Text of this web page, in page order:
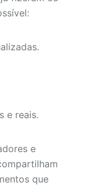
e reais.
e
que